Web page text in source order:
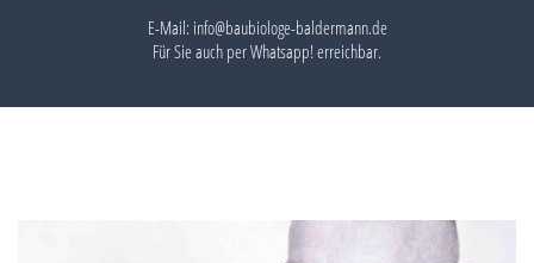
E-Mail: info@baubiologe-baldermann.de
Für Sie auch perWhatsapp!erreichbar.